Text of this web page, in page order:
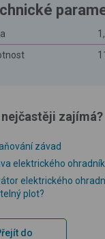
nejčastěji zajímá?
závad
elektrického
elektrického
plot?
do